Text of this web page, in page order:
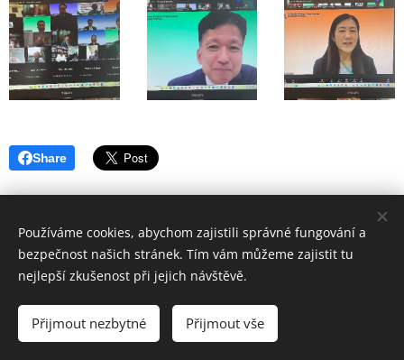
Share
© 2024 The Czech Alumni Association of Japanese AOTS
Cookies
Používáme cookies, abychom zajistili správné fungování a
bezpečnost našich stránek. Tím vám můžeme zajistit tu
nejlepší zkušenost při jejich návštěvě.
Přijmout nezbytné Přijmout vše